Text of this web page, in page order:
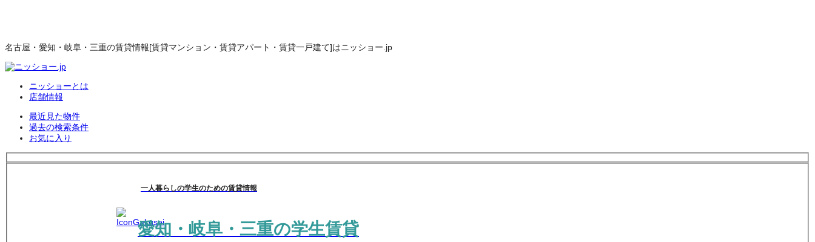
名古屋・愛知・岐阜・三重の賃貸情報[賃貸マンション・賃貸アパート・賃貸一戸建て]はニッショー.jp
ニッショーとは
店舗情報
最近見た物件
過去の検索条件
お気に入り
一人暮らしの学生のための賃貸情報
愛知・岐阜・三重の学生賃貸